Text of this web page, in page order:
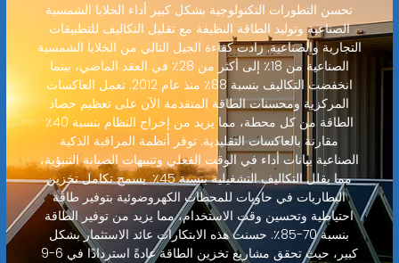
تحسن التطورات التكنولوجية بشكل كبير أداء الخلايا الشمسية
الصناعية وتوليد الطاقة النظيفة مع تقليل التكاليف للتطبيقات
التجارية والصناعية. زادت كفاءة الجيل التالي من الخلايا الشمسية
الصناعية من 18٪ إلى أكثر من 28٪ في العقد الماضي، بينما
انخفضت التكاليف بنسبة 88٪ منذ عام 2012. تعمل العاكسات
المركزية ومحسنات الطاقة المتقدمة الآن على تعظيم حصاد
الطاقة من كل محطة، مما يزيد من إخراج النظام بنسبة 40٪
مقارنة بالعاكسات التقليدية. توفر أنظمة المراقبة الذكية
الصناعية بيانات أداء في الوقت الفعلي وتنبيهات الصيانة التنبؤية،
مما يقلل التكاليف التشغيلية بنسبة 45٪. يسمح تكامل تخزين
البطاريات في حاويات للمحطات الكهروضوئية بتوفير طاقة
احتياطية وتحسين وقت الاستخدام، مما يزيد من توفير الطاقة
بنسبة 70-85٪. حسنت هذه الابتكارات عائد الاستثمار بشكل
كبير، حيث تحقق مشاريع تخزين الطاقة عادةً استردادًا في 6-9